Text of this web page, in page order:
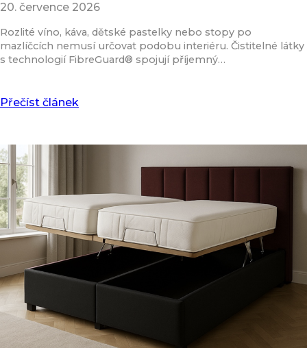
20. července 2026
Rozlité víno, káva, dětské pastelky nebo stopy po
mazlíčcích nemusí určovat podobu interiéru. Čistitelné látky
s technologií FibreGuard® spojují příjemný…
Přečíst článek